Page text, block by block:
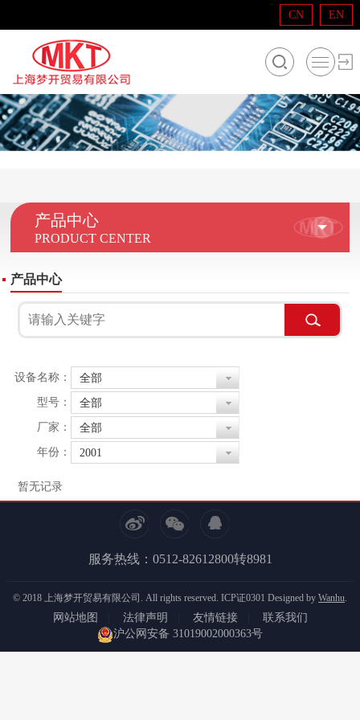
CN EN
产品中心
PRODUCT CENTER
产品中心
设备名称：
全部
型号：
全部
厂家：
全部
年份：
2001
暂无记录
服务热线：0512-82612800转8981
© 2018 上海梦开贸易有限公司. All rights reserved. ICP证0301 Designed by Wanhu.
网站地图 法律声明 友情链接
联系我们
沪公网安备 31019002000363号